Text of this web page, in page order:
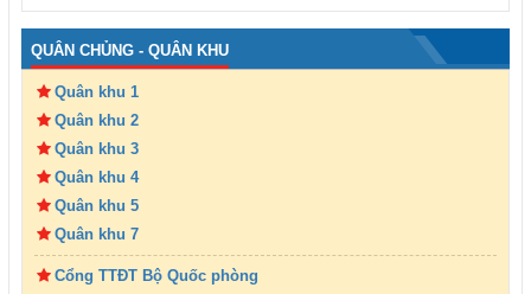
QUÂN CHỦNG - QUÂN KHU
Quân khu 1
Quân khu 2
Quân khu 3
Quân khu 4
Quân khu 5
Quân khu 7
Cổng TTĐT Bộ Quốc phòng